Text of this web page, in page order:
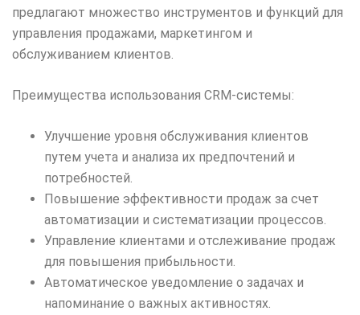
предлагают множество инструментов и функций для
управления продажами, маркетингом и
обслуживанием клиентов.
Преимущества использования CRM-системы:
Улучшение уровня обслуживания клиентов
путем учета и анализа их предпочтений и
потребностей.
Повышение эффективности продаж за счет
автоматизации и систематизации процессов.
Управление клиентами и отслеживание продаж
для повышения прибыльности.
Автоматическое уведомление о задачах и
напоминание о важных активностях.